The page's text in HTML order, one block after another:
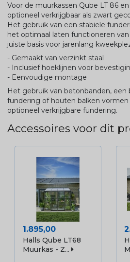
Voor de muurkassen Qube LT 86
optioneel verkrijgbaar als zwart
Het gebruik van een stabiele
het optimaal laten functioneren
juiste basis voor jarenlang
- Gemaakt van verzinkt staal
- Inclusief hoeklijnen voor
- Eenvoudige montage
Het gebruik van betonbanden,
fundering of houten balken
optioneel verkrijgbare fundering.
Accessoires voor dit
Prijs
1.895,00
Halls Qube LT68
Muurkas - Z...